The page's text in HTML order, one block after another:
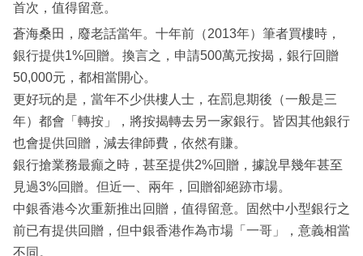
首次，值得留意。
蒼海桑田，廢老話當年。十年前（2013年）筆者買樓時，
銀行提供1%回贈。換言之，申請500萬元按揭，銀行回贈
50,000元，都相當開心。
更好玩的是，當年不少供樓人士，在罰息期後（一般是三
年）都會「轉按」，將按揭轉去另一家銀行。皆因其他銀行
也會提供回贈，減去律師費，依然有賺。
銀行搶業務最癲之時，甚至提供2%回贈，據說早幾年甚至
見過3%回贈。但近一、兩年，回贈卻絕跡市場。
中銀香港今次重新推出回贈，值得留意。固然中小型銀行之
前已有提供回贈，但中銀香港作為市場「一哥」，意義相當
不同。